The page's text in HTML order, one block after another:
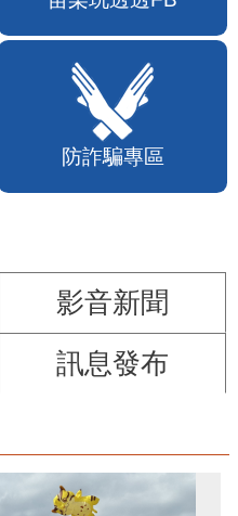
防詐騙專區
影音新聞
訊息發布